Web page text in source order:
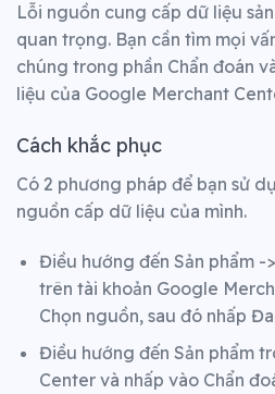
Lỗi nguồn cung cấp dữ liệu
quan trọng. Bạn cần tìm mọi
chúng trong phần Chẩn đoán
liệu của Google Merchant
Cách khắc phục
Có 2 phương pháp để bạn sử
nguồn cấp dữ liệu của mình.
Điều hướng đến Sản phẩm -
trên tài khoản Google
Chọn nguồn, sau đó nhấp
Điều hướng đến Sản phẩm
Center và nhấp vào Chẩn